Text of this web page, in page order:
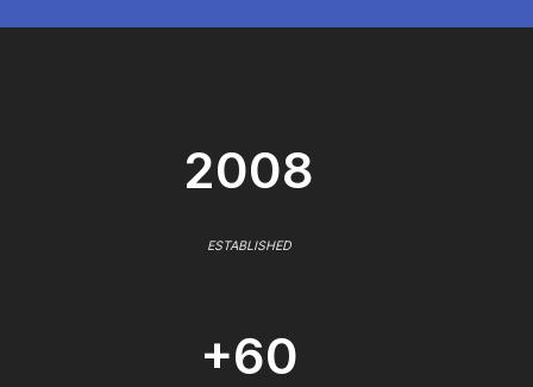
2008
ESTABLISHED
+60